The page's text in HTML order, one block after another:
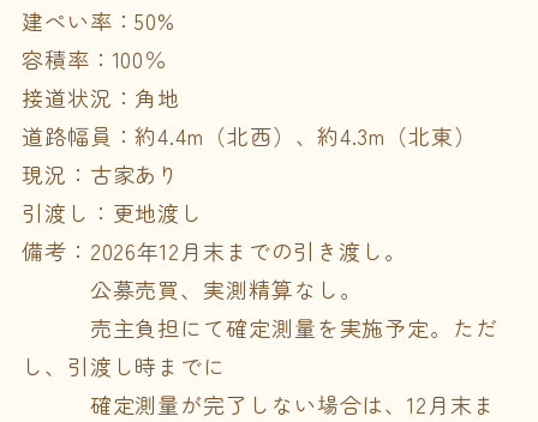
建ぺい率：50%
容積率：100％
接道状況：角地
道路幅員：約4.4m（北西）、約4.3m（北東）
現況：古家あり
引渡し：更地渡し
備考：2026年12月末までの引き渡し。
公募売買、実測精算なし。
売主負担にて確定測量を実施予定。ただ
し、引渡し時までに
確定測量が完了しない場合は、12月末ま